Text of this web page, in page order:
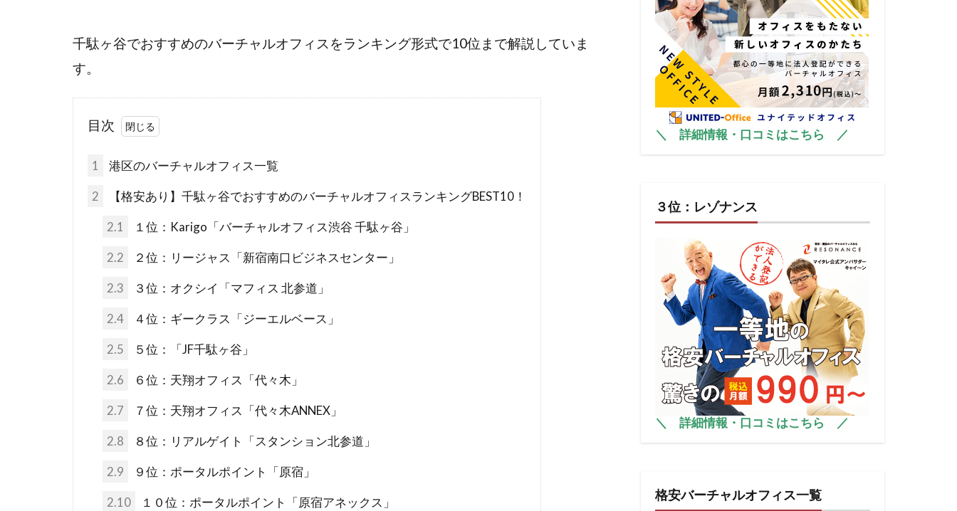
千駄ヶ谷でおすすめのバーチャルオフィスをランキング形式で10位まで解説していま
す。
目次
1 港区のバーチャルオフィス一覧
2 【格安あり】千駄ヶ谷でおすすめのバーチャルオフィスランキングBEST10！
2.1 １位：Karigo「バーチャルオフィス渋谷 千駄ヶ谷」
2.2 ２位：リージャス「新宿南口ビジネスセンター」
2.3 ３位：オクシイ「マフィス 北参道」
2.4 ４位：ギークラス「ジーエルベース」
2.5 ５位：「JF千駄ヶ谷」
2.6 ６位：天翔オフィス「代々木」
2.7 ７位：天翔オフィス「代々木ANNEX」
2.8 ８位：リアルゲイト「スタンション北参道」
2.9 ９位：ポータルポイント「原宿」
2.10 １０位：ポータルポイント「原宿アネックス」
＼ 詳細情報・口コミはこちら ／
３位：レゾナンス
＼ 詳細情報・口コミはこちら ／
格安バーチャルオフィス一覧